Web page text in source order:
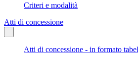
Criteri e modalità
Atti di concessione
Atti di concessione - in formato